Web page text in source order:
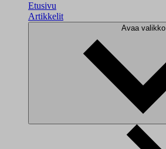
Etusivu
Artikkelit
Avaa valikko